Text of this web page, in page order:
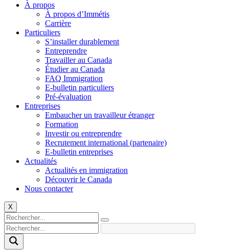
À propos
À propos d’Immétis
Carrière
Particuliers
S’installer durablement
Entreprendre
Travailler au Canada
Étudier au Canada
FAQ Immigration
E-bulletin particuliers
Pré-évaluation
Entreprises
Embaucher un travailleur étranger
Formation
Investir ou entreprendre
Recrutement international (partenaire)
E-bulletin entreprises
Actualités
Actualités en immigration
Découvrir le Canada
Nous contacter
X